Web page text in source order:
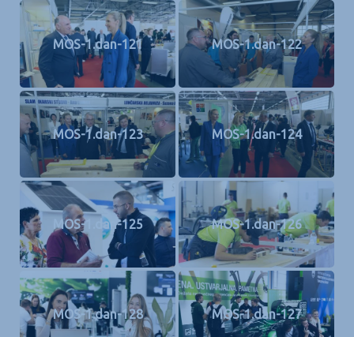
MOS-1.dan-121 MOS-1.dan-122
MOS-1.dan-123 MOS-1.dan-124
MOS-1.dan-125 MOS-1.dan-126
MOS-1.dan-128 MOS-1.dan-127